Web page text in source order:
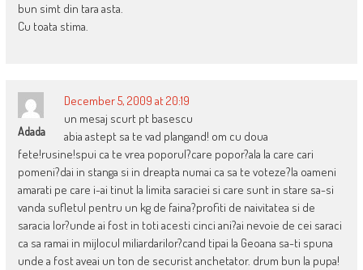
bun simt din tara asta.
Cu toata stima.
Adada
December 5, 2009 at 20:19
un mesaj scurt pt basescu
abia astept sa te vad plangand! om cu doua
fete!rusine!spui ca te vrea poporul?care popor?ala la care cari
pomeni?dai in stanga si in dreapta numai ca sa te voteze?la oameni
amarati pe care i-ai tinut la limita saraciei si care sunt in stare sa-si
vanda sufletul pentru un kg de faina?profiti de naivitatea si de
saracia lor?unde ai fost in toti acesti cinci ani?ai nevoie de cei saraci
ca sa ramai in mijlocul miliardarilor?cand tipai la Geoana sa-ti spuna
unde a fost aveai un ton de securist anchetator. drum bun la pupa!